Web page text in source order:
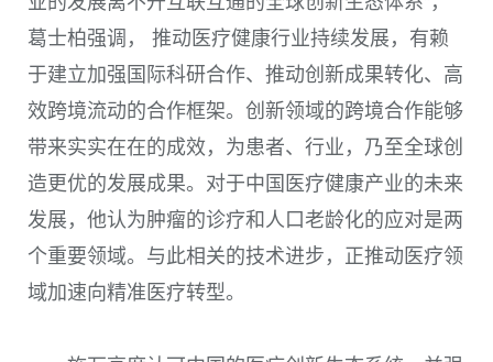
葛士柏强调， 推动医疗健康行业持续发展，有赖
于建立加强国际科研合作、推动创新成果转化、高
效跨境流动的合作框架。创新领域的跨境合作能够
带来实实在在的成效，为患者、行业，乃至全球创
造更优的发展成果。对于中国医疗健康产业的未来
发展，他认为肿瘤的诊疗和人口老龄化的应对是两
个重要领域。与此相关的技术进步，正推动医疗领
域加速向精准医疗转型。